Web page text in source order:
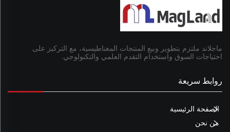
ماجلاند ملتزم بتطوير وبيع المنتجات المغناطيسية، مع التركيز على
احتياجات السوق واستخدام التقدم العلمي والتكنولوجي.
روابط سريعة
الصفحة الرئيسية
من نحن